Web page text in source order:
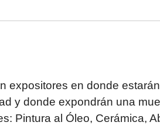
expositores en donde
y donde expondrán una
Pintura al Óleo, Cerámica,